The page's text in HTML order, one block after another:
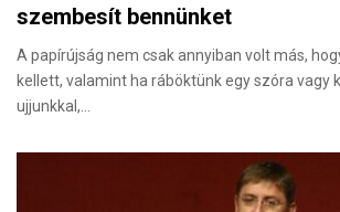
szembesít bennünket
A papírújság nem csak annyiban volt más,
kellett, valamint ha ráböktünk egy szóra vagy
ujjunkkal,…